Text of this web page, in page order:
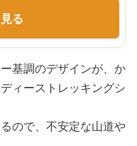
る
基調のデザインが、か
ィーストレッキングシ
ので、不安定な山道や